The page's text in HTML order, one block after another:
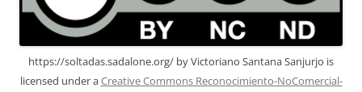
https://soltadas.sadalone.org/ byVictoriano Santana Sanjurjo is
licensed under aCreative Commons Reconocimiento-NoComercial-